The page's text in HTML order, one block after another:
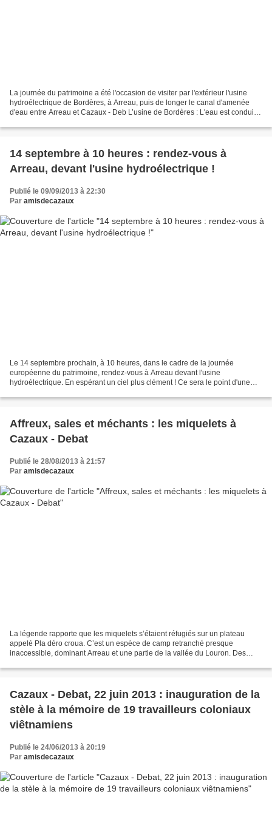
La journée du patrimoine a été l'occasion de visiter par l'extérieur l'usine
hydroélectrique de Bordères, à Arreau, puis de longer le canal d'amenée
d'eau entre Arreau et Cazaux - Deb L’usine de Bordères : L'eau est conduite
14 septembre à 10 heures : rendez-vous à
Arreau, devant l'usine hydroélectrique !
Publié le 09/09/2013 à 22:30
Par amisdecazaux
Le 14 septembre prochain, à 10 heures, dans le cadre de la journée
européenne du patrimoine, rendez-vous à Arreau devant l'usine
hydroélectrique. En espérant un ciel plus clément ! Ce sera le point d'une
Affreux, sales et méchants : les miquelets à
Cazaux - Debat
Publié le 28/08/2013 à 21:57
Par amisdecazaux
La légende rapporte que les miquelets s’étaient réfugiés sur un plateau
appelé Pla déro croua. C’est un espèce de camp retranché presque
inaccessible, dominant Arreau et une partie de la vallée du Louron. Des
Cazaux - Debat, 22 juin 2013 : inauguration de la
stèle à la mémoire de 19 travailleurs coloniaux
viêtnamiens
Publié le 24/06/2013 à 20:19
Par amisdecazaux